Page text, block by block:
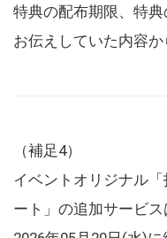
特典の配布期限、特
お伝えしていた内容か
（補足4）
イベントオリジナル
ート」の追加サービス